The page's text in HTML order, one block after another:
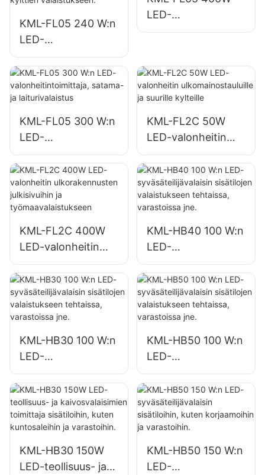
KML-FL05 240 W:n
LED-
valonheitintoimittaj
a, sopii
teollisuuslaitoksiin,
mainostauluihin ja
suurten kylttien
valaistukseen.
LED-
valonheitintoimittaj
KML-FL05 300 W:n
LED-
valonheitintoimittaj
a, satama- ja
laiturivalaistus
KML-FL2C 50W
LED-valonheitin
ulkomainostauluille
ja suurille kylteille
KML-FL2C 400W
LED-valonheitin
ulkorakennusten
julkisivuihin ja
työmaavalaistuksee
n
KML-HB40 100 W:n
LED-
syväsäteilijävalaisin
sisätilojen
valaistukseen
tehtaissa,
KML-HB30 100 W:n
LED-
syväsäteilijävalaisin
sisätilojen
valaistukseen
tehtaissa,
KML-HB50 100 W:n
LED-
syväsäteilijävalaisin
sisätilojen
valaistukseen
tehtaissa,
KML-HB30 150W
LED-teollisuus- ja
KML-HB50 150 W:n
LED-